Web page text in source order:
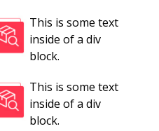
This is some text
inside of a div
block.
This is some text
inside of a div
block.